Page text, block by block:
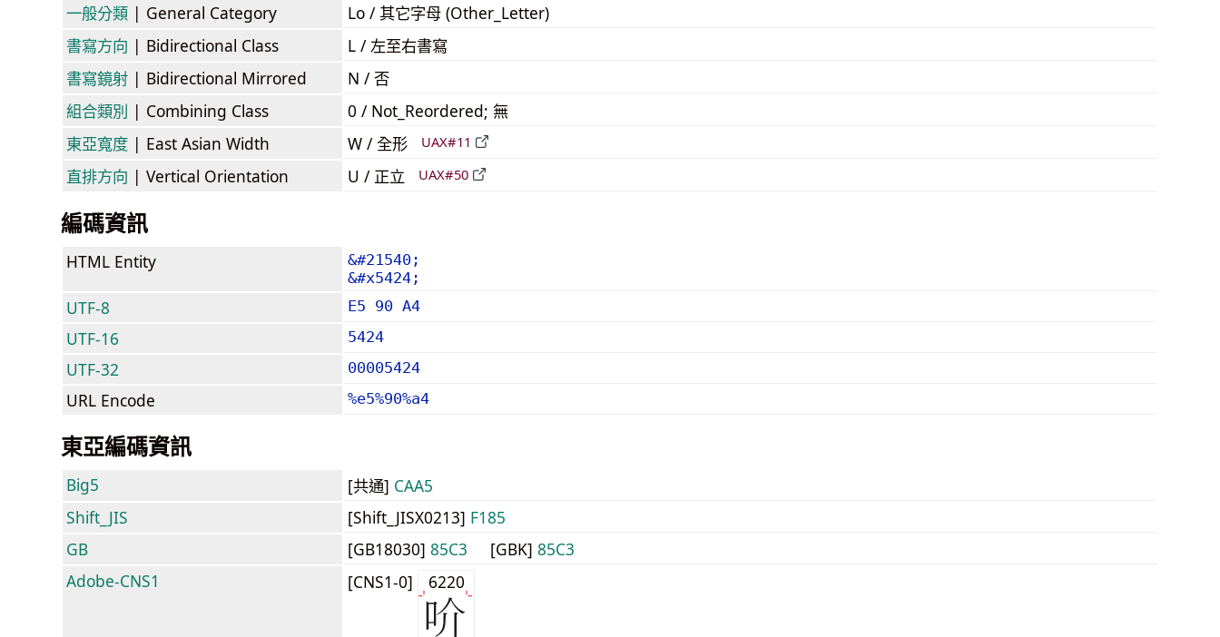
一般分類 | General Category
Lo / 其它字母 (Other_Letter)
書寫方向 | Bidirectional Class
L / 左至右書寫
書寫鏡射 | Bidirectional Mirrored
N / 否
組合類別 | Combining Class
0 / Not_Reordered; 無
東亞寬度 | East Asian Width W / 全形 UAX#11
直排方向 | Vertical Orientation U / 正立 UAX#50
編碼資訊
HTML Entity
&#21540;
&#x5424;
UTF-8 E5 90 A4
UTF-16 5424
UTF-32 00005424
URL Encode %e5%90%a4
東亞編碼資訊
Big5 [共通] CAA5
Shift_JIS
[Shift_JISX0213] F185
GB
[GB18030] 85C3 [GBK] 85C3
Adobe-CNS1
[CNS1-0] 6220